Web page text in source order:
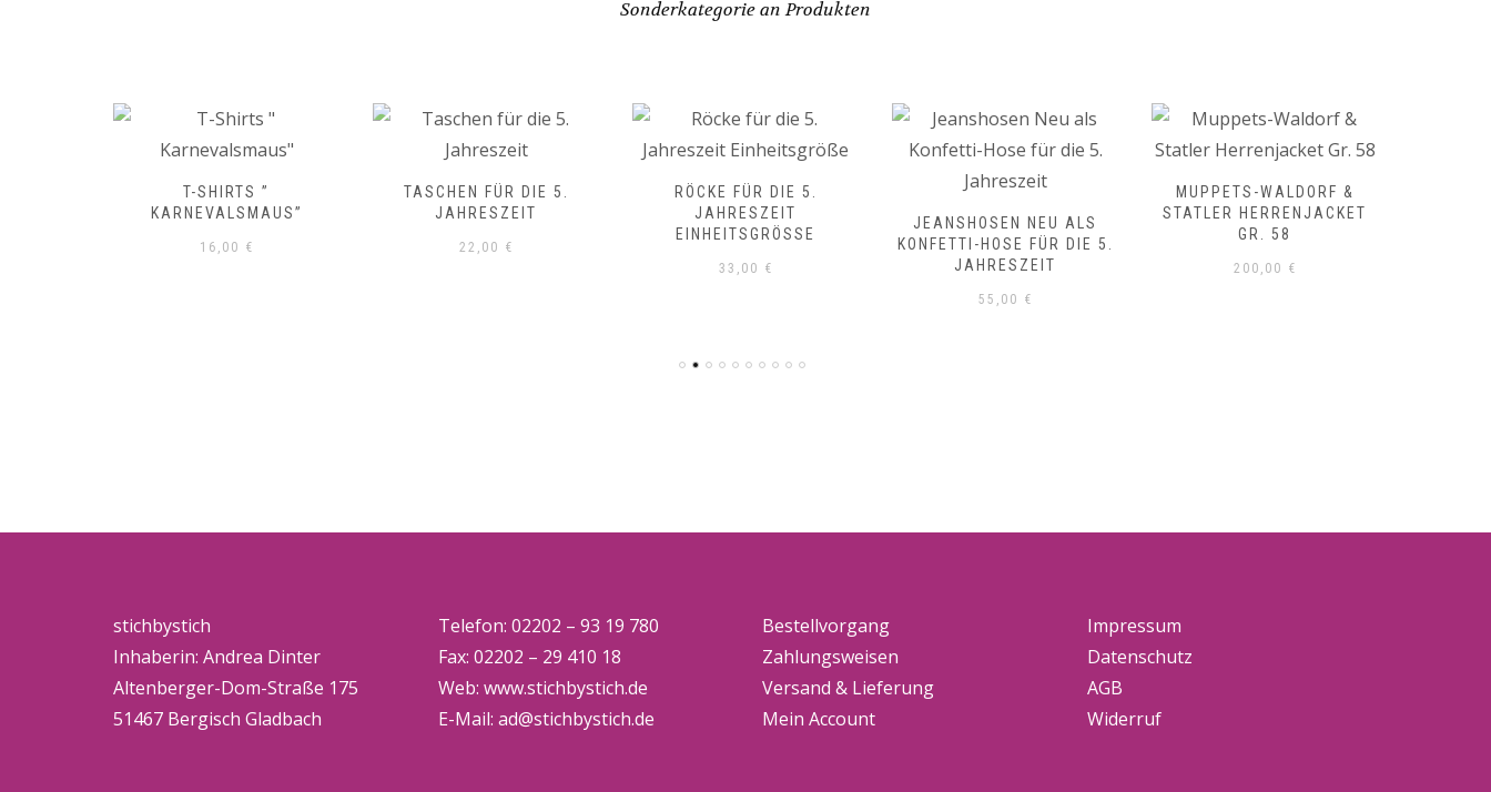
Sonderkategorie an Produkten
T-SHIRTS ”
KARNEVALSMAUS”
16,00 €
TASCHEN FÜR DIE 5.
JAHRESZEIT
22,00 €
RÖCKE FÜR DIE 5.
JAHRESZEIT
EINHEITSGRÖSSE
33,00 €
JEANSHOSEN NEU ALS
KONFETTI-HOSE FÜR DIE 5.
JAHRESZEIT
55,00 €
MUPPETS-WALDORF &
STATLER HERRENJACKET
GR. 58
200,00 €
stichbystich
Inhaberin: Andrea Dinter
Altenberger-Dom-Straße 175
51467 Bergisch Gladbach
Telefon: 02202 – 93 19 780
Fax: 02202 – 29 410 18
Web: www.stichbystich.de
E-Mail: ad@stichbystich.de
Bestellvorgang
Zahlungsweisen
Versand & Lieferung
Mein Account
Impressum
Datenschutz
AGB
Widerruf